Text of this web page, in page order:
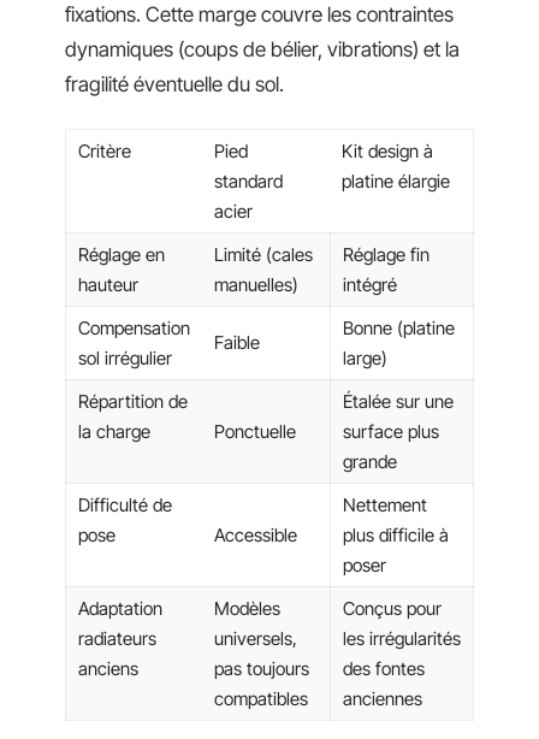
fixations. Cette marge couvre les contraintes
dynamiques (coups de bélier, vibrations) et la
fragilité éventuelle du sol.
Critère
Pied
standard
acier
Kit design à
platine élargie
Réglage en
hauteur
Limité (cales
manuelles)
Réglage fin
intégré
Compensation
sol irrégulier
Faible
Bonne (platine
large)
Répartition de
la charge
Ponctuelle
Étalée sur une
surface plus
grande
Difficulté de
pose
Accessible
Nettement
plus difficile à
poser
Adaptation
radiateurs
anciens
Modèles
universels,
pas toujours
compatibles
Conçus pour
les irrégularités
des fontes
anciennes